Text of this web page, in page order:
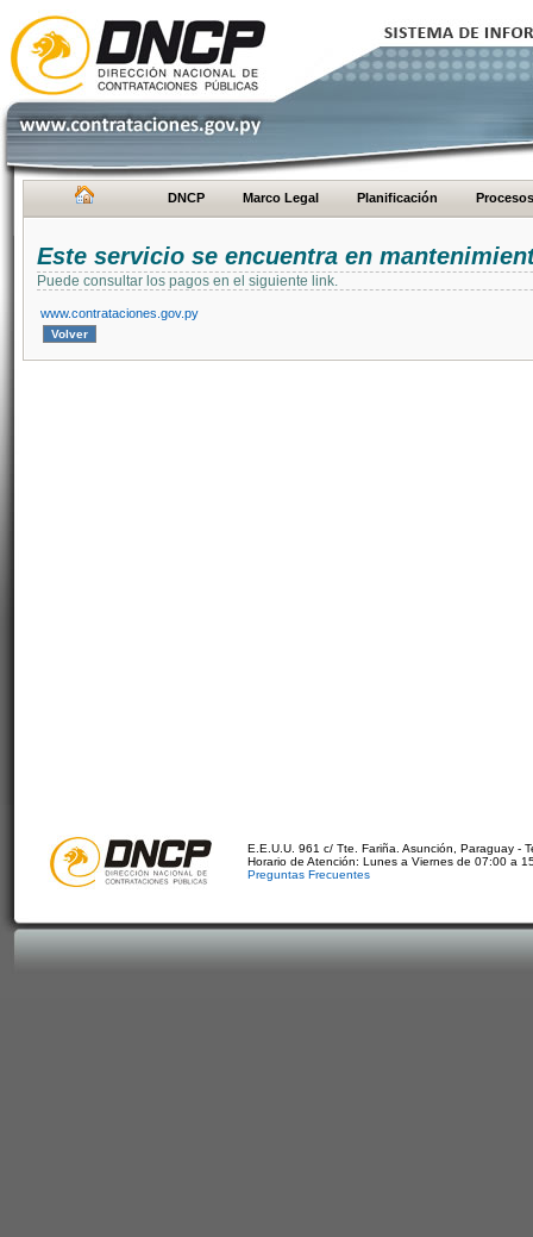
DNCP Marco Legal Planificación Procesos
Este servicio se encuentra en
Puede consultar los pagos en el siguiente link.
www.contrataciones.gov.py
E.E.U.U. 961 c/ Tte. Fariña. Asunción, Paraguay -
Horario de Atención: Lunes a Viernes de 07:00 a
Preguntas Frecuentes